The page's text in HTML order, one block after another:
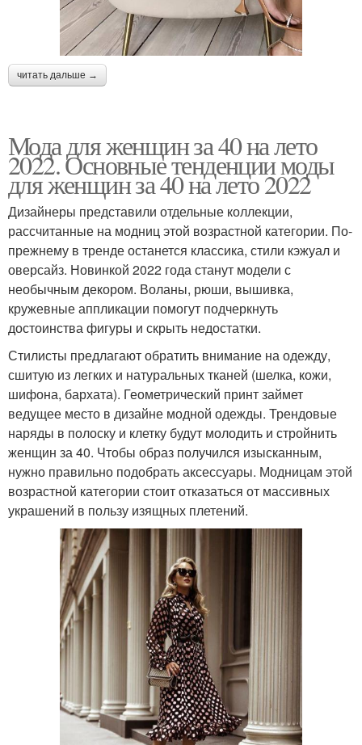
Летний платье Короткое платье
читать дальше →
Мода для женщин за 40 на лето
2022. Основные тенденции моды
для женщин за 40 на лето 2022
Дизайнеры представили отдельные коллекции,
рассчитанные на модниц этой возрастной категории. По-
прежнему в тренде останется классика, стили кэжуал и
оверсайз. Новинкой 2022 года станут модели с
необычным декором. Воланы, рюши, вышивка,
кружевные аппликации помогут подчеркнуть
достоинства фигуры и скрыть недостатки.
Стилисты предлагают обратить внимание на одежду,
сшитую из легких и натуральных тканей (шелка, кожи,
шифона, бархата). Геометрический принт займет
ведущее место в дизайне модной одежды. Трендовые
наряды в полоску и клетку будут молодить и стройнить
женщин за 40. Чтобы образ получился изысканным,
нужно правильно подобрать аксессуары. Модницам этой
возрастной категории стоит отказаться от массивных
украшений в пользу изящных плетений.